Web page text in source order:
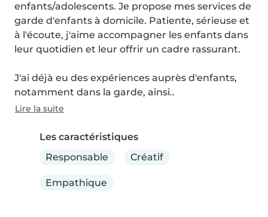
enfants/adolescents. Je propose mes services de
garde d'enfants à domicile. Patiente, sérieuse et
à l'écoute, j'aime accompagner les enfants dans
leur quotidien et leur offrir un cadre rassurant.
J'ai déjà eu des expériences auprès d'enfants,
notamment dans la garde, ainsi..
Lire la suite
Les caractéristiques
Responsable
Créatif
Empathique